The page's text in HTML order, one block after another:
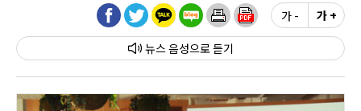
뉴스 음성
가 - 가 +